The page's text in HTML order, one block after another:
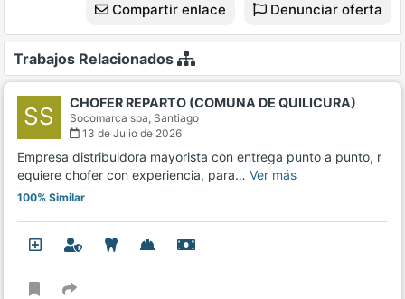
Compartir enlace Denunciar oferta
Trabajos Relacionados
SS CHOFER REPARTO (COMUNA DE QUILICURA)
Socomarca spa, Santiago
13 de Julio de 2026
Empresa distribuidora mayorista con entrega punto a punto, r
equiere chofer con experiencia, para… Ver más
100% Similar